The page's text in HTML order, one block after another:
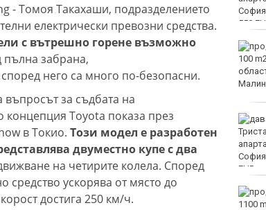
- Томоя Такахаши, подразделението
електрически превозни средства.
с вътрешно горене възможно
забрана,
него са много по-безопасни.
въпросът за съдбата на
концепция Toyota показа през
в Токио. Този модел е разработен
двуместно купе с два
на четирите колела. Според
средство ускорява от място до
достига 250 км/ч.
Вечерен крос ще се
Морската градина на
Тази събота: откриват
ловния сезон за пернат
ФК Девня гостува на
Атлетик (Провадия) за